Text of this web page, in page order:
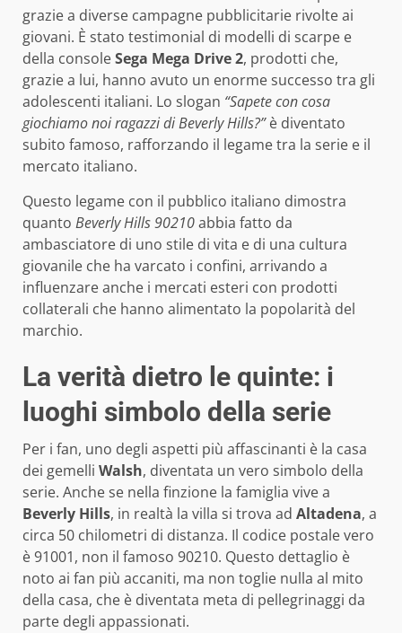
grazie a diverse campagne pubblicitarie rivolte ai
giovani. È stato testimonial di modelli di scarpe e
della consoleSega Mega Drive 2, prodotti che,
grazie a lui, hanno avuto un enorme successo tra gli
adolescenti italiani. Lo slogan “Sapete con cosa
giochiamo noi ragazzi di Beverly Hills?”è diventato
subito famoso, rafforzando il legame tra la serie e il
mercato italiano.
Questo legame con il pubblico italiano dimostra
quanto Beverly Hills 90210abbia fatto da
ambasciatore di uno stile di vita e di una cultura
giovanile che ha varcato i confini, arrivando a
influenzare anche i mercati esteri con prodotti
collaterali che hanno alimentato la popolarità del
marchio.
La verità dietro le quinte: i
luoghi simbolo della serie
Per i fan, uno degli aspetti più affascinanti è la casa
dei gemelli Walsh, diventata un vero simbolo della
serie. Anche se nella finzione la famiglia vive a
Beverly Hills, in realtà la villa si trova ad Altadena, a
circa 50 chilometri di distanza. Il codice postale vero
è 91001, non il famoso 90210. Questo dettaglio è
noto ai fan più accaniti, ma non toglie nulla al mito
della casa, che è diventata meta di pellegrinaggi da
parte degli appassionati.